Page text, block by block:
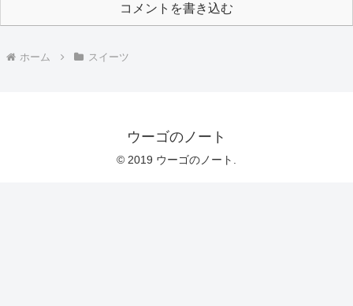
コメントを書き込む
ホーム スイーツ
ウーゴのノート
© 2019 ウーゴのノート.